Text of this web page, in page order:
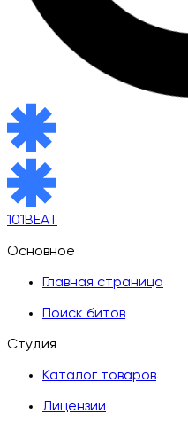
101BEAT
Основное
Главная страница
Поиск битов
Студия
Каталог товаров
Лицензии